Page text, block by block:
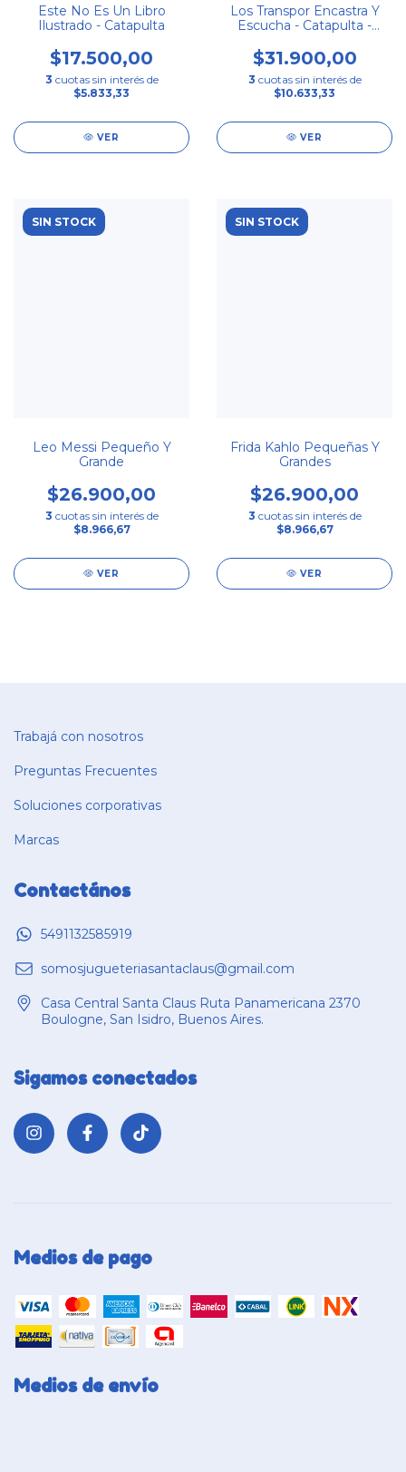
Este No Es Un Libro
Ilustrado - Catapulta
$17.500,00
3 cuotas sin interés de
$5.833,33
VER
Los Transpor Encastra Y
Escucha - Catapulta -
$31.900,00
3 cuotas sin interés de
$10.633,33
VER
SIN STOCK
Leo Messi Pequeño Y
Grande
$26.900,00
3 cuotas sin interés de
$8.966,67
VER
SIN STOCK
Frida Kahlo Pequeñas Y
Grandes
$26.900,00
3 cuotas sin interés de
$8.966,67
VER
Trabajá con nosotros
Preguntas Frecuentes
Soluciones corporativas
Marcas
Contactános
5491132585919
somosjugueteriasantaclaus@gmail.com
Casa Central Santa Claus Ruta Panamericana 2370
Boulogne, San Isidro, Buenos Aires.
Sigamos conectados
Medios de pago
Medios de envío